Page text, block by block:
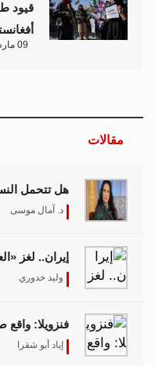
قيود
09 مارس 2026 - 14:09
مقالات
هل تتحمل النساء
د. آمال موسى
إيران.. لغز
وليد خدوري
فنزويلا: واقع
إياد أبو شقرا